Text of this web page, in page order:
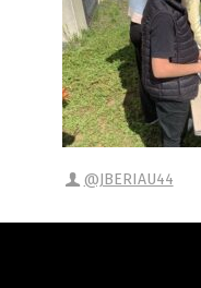
@JBERIAU44